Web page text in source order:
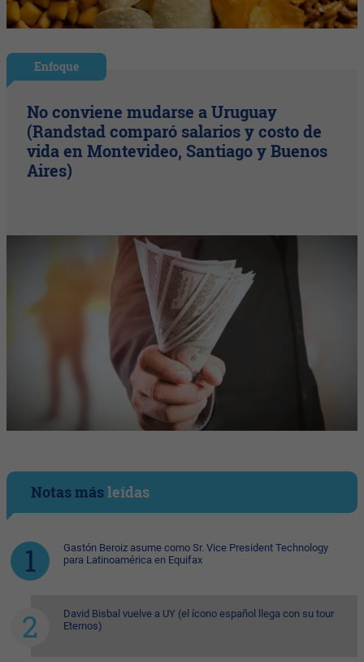
Enfoque
No conviene mudarse a Uruguay
(Randstad comparó salarios y costo de
vida en Montevideo, Santiago y Buenos
Aires)
Notas másleídas
Gastón Beroiz asume como Sr. Vice President Technology
para Latinoamérica en Equifax
David Bisbal vuelve a UY (el ícono español llega con su tour
Eternos)